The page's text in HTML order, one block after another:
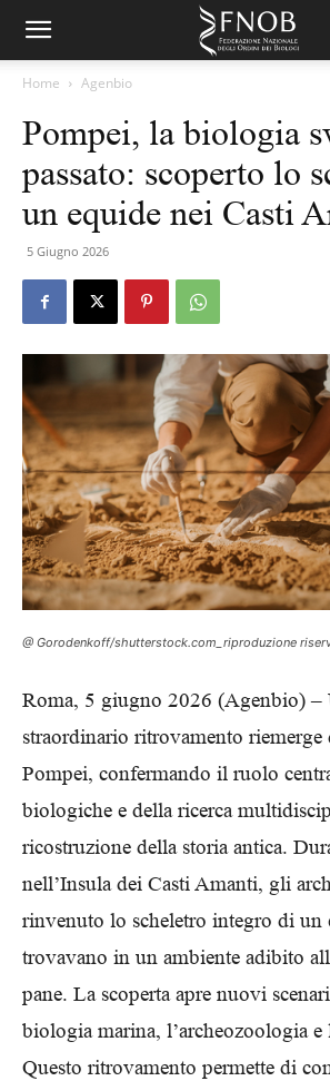
Home Agenbio
Pompei, la biologia
passato: scoperto lo
un equide nei Casti
5 Giugno 2026
@ Gorodenkoff/shutterstock.com_riproduzione
Roma, 5 giugno 2026 (Agenbio) –
straordinario ritrovamento riemerge
Pompei, confermando il ruolo
biologiche e della ricerca
ricostruzione della storia antica.
nell’Insula dei Casti Amanti, gli
rinvenuto lo scheletro integro di un
trovavano in un ambiente adibito
pane. La scoperta apre nuovi
biologia marina, l’archeozoologia e
Questo ritrovamento permette di